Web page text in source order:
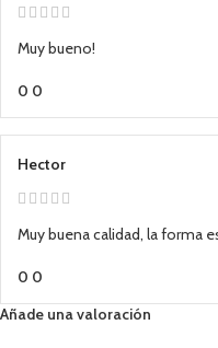
Muy bueno!
0 0
Hector
Muy buena calidad, la forma
0 0
Añade una valoración